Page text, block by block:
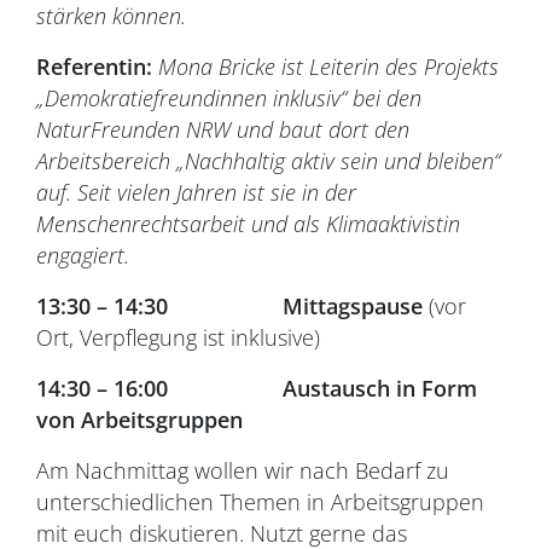
stärken können.
Referentin: Mona Bricke ist Leiterin des Projekts
„Demokratiefreundinnen inklusiv“ bei den
NaturFreunden NRW und baut dort den
Arbeitsbereich „Nachhaltig aktiv sein und bleiben“
auf. Seit vielen Jahren ist sie in der
Menschenrechtsarbeit und als Klimaaktivistin
engagiert.
13:30 – 14:30 Mittagspause (vor
Ort, Verpflegung ist inklusive)
14:30 – 16:00 Austausch in Form
von Arbeitsgruppen
Am Nachmittag wollen wir nach Bedarf zu
unterschiedlichen Themen in Arbeitsgruppen
mit euch diskutieren. Nutzt gerne das